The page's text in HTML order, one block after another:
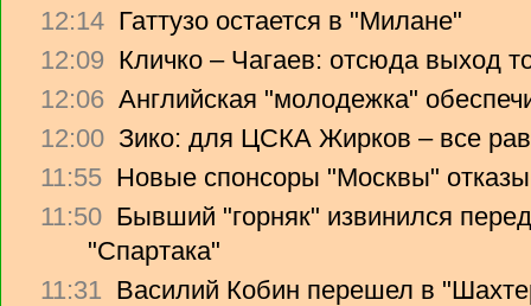
12:14 Гаттузо остается в "Милане"
12:09 Кличко – Чагаев: отсюда выход
12:06 Английская "молодежка"
12:00 Зико: для ЦСКА Жирков – все
11:55 Новые спонсоры "Москвы"
11:50 Бывший "горняк" извинился
"Спартака"
11:31 Василий Кобин перешел в